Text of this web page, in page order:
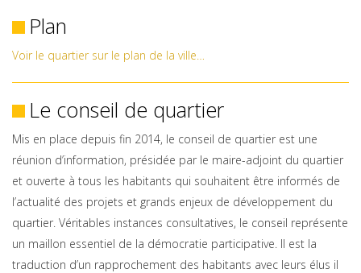
Plan
Voir le quartier sur le plan de la ville…
Le conseil de quartier
Mis en place depuis fin 2014, le conseil de quartier est une
réunion d’information, présidée par le maire-adjoint du quartier
et ouverte à tous les habitants qui souhaitent être informés de
l’actualité des projets et grands enjeux de développement du
quartier. Véritables instances consultatives, le conseil représente
un maillon essentiel de la démocratie participative. Il est la
traduction d’un rapprochement des habitants avec leurs élus il